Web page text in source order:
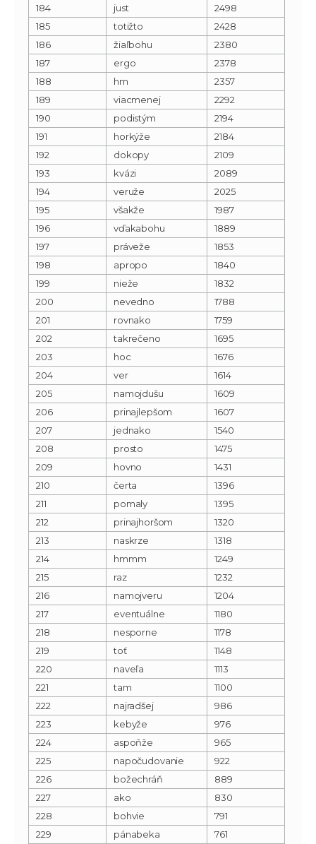
184
just
2498
185
totižto
2428
186
žiaľbohu
2380
187
ergo
2378
188
hm
2357
189
viacmenej
2292
190
podistým
2194
191
horkýže
2184
192
dokopy
2109
193
kvázi
2089
194
veruže
2025
195
všakže
1987
196
vďakabohu
1889
197
práveže
1853
198
apropo
1840
199
nieže
1832
200
nevedno
1788
201
rovnako
1759
202
takrečeno
1695
203
hoc
1676
204
ver
1614
205
namojdušu
1609
206
prinajlepšom
1607
207
jednako
1540
208
prosto
1475
209
hovno
1431
210
čerta
1396
211
pomaly
1395
212
prinajhoršom
1320
213
naskrze
1318
214
hmmm
1249
215
raz
1232
216
namojveru
1204
217
eventuálne
1180
218
nesporne
1178
219
toť
1148
220
naveľa
1113
221
tam
1100
222
najradšej
986
223
kebyže
976
224
aspoňže
965
225
napočudovanie
922
226
božechráň
889
227
ako
830
228
bohvie
791
229
pánabeka
761